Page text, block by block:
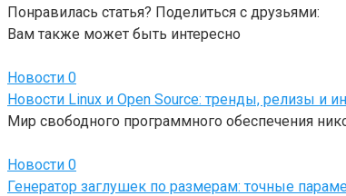
Понравилась статья? Поделиться с друзьями:
Вам также может быть интересно
Новости 0
Новости Linux и Open Source: тренды, релизы и
Мир свободного программного обеспечения
Новости 0
Генератор заглушек по размерам: точные